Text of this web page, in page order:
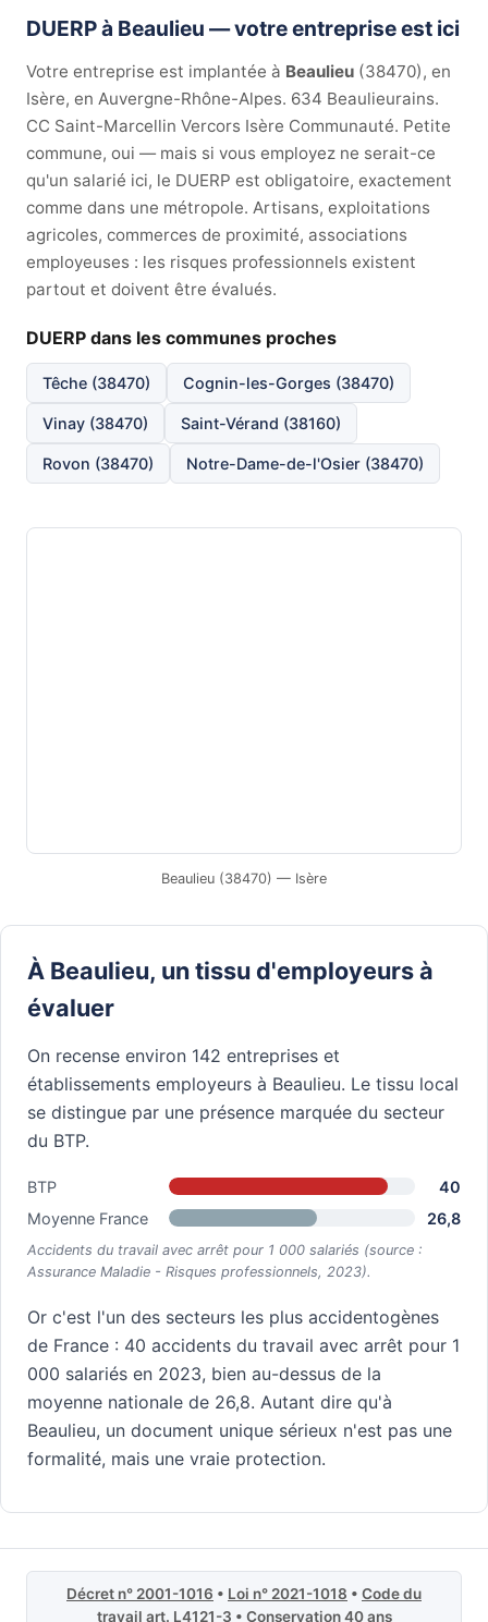
DUERP à Beaulieu — votre entreprise est ici
Votre entreprise est implantée à Beaulieu (38470), en
Isère, en Auvergne-Rhône-Alpes. 634 Beaulieurains.
CC Saint-Marcellin Vercors Isère Communauté. Petite
commune, oui — mais si vous employez ne serait-ce
qu'un salarié ici, le DUERP est obligatoire, exactement
comme dans une métropole. Artisans, exploitations
agricoles, commerces de proximité, associations
employeuses : les risques professionnels existent
partout et doivent être évalués.
DUERP dans les communes proches
Têche (38470) Cognin-les-Gorges (38470)
Vinay (38470) Saint-Vérand (38160)
Rovon (38470) Notre-Dame-de-l'Osier (38470)
Beaulieu (38470) — Isère
À Beaulieu, un tissu d'employeurs à
évaluer
On recense environ 142 entreprises et
établissements employeurs à Beaulieu. Le tissu local
se distingue par une présence marquée du secteur
du BTP.
BTP
40
Moyenne France
26,8
Accidents du travail avec arrêt pour 1 000 salariés (source :
Assurance Maladie - Risques professionnels, 2023).
Or c'est l'un des secteurs les plus accidentogènes
de France : 40 accidents du travail avec arrêt pour 1
000 salariés en 2023, bien au-dessus de la
moyenne nationale de 26,8. Autant dire qu'à
Beaulieu, un document unique sérieux n'est pas une
formalité, mais une vraie protection.
Décret n° 2001-1016 • Loi n° 2021-1018 • Code du
travail art. L4121-3 • Conservation 40 ans